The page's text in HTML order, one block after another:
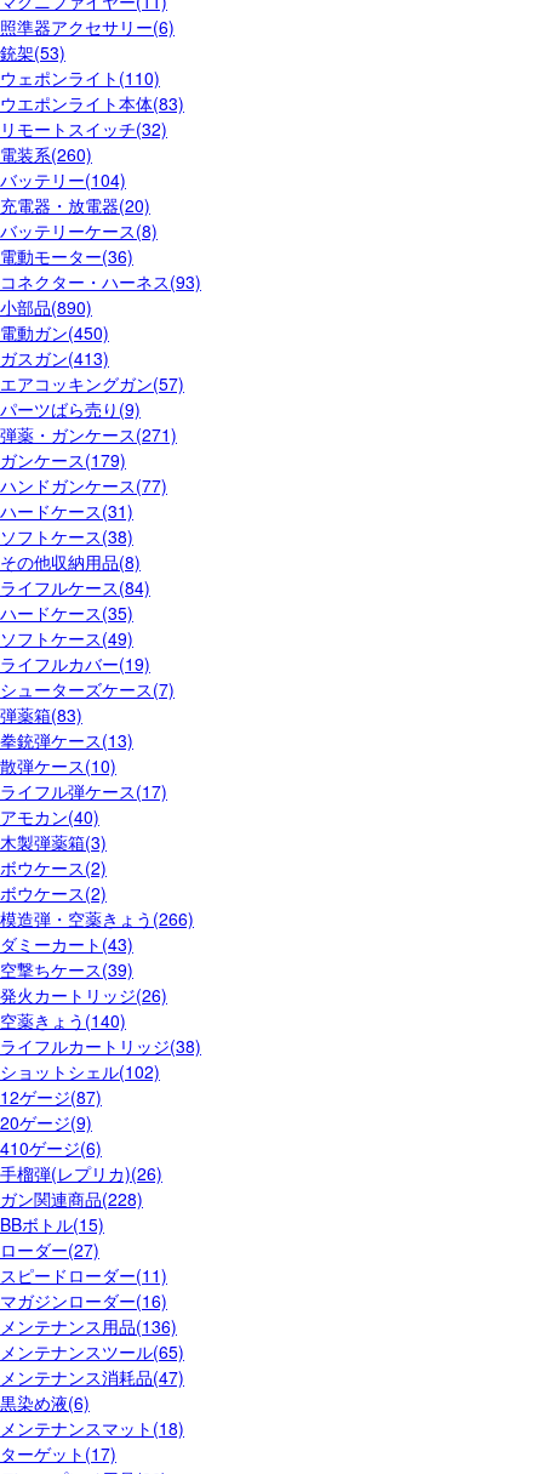
照準器アクセサリー(6)
銃架(53)
ウェポンライト(110)
ウエポンライト本体(83)
リモートスイッチ(32)
電装系(260)
バッテリー(104)
充電器・放電器(20)
バッテリーケース(8)
電動モーター(36)
コネクター・ハーネス(93)
小部品(890)
電動ガン(450)
ガスガン(413)
エアコッキングガン(57)
パーツばら売り(9)
弾薬・ガンケース(271)
ガンケース(179)
ハンドガンケース(77)
ハードケース(31)
ソフトケース(38)
その他収納用品(8)
ライフルケース(84)
ハードケース(35)
ソフトケース(49)
ライフルカバー(19)
シューターズケース(7)
弾薬箱(83)
拳銃弾ケース(13)
散弾ケース(10)
ライフル弾ケース(17)
アモカン(40)
木製弾薬箱(3)
ボウケース(2)
ボウケース(2)
模造弾・空薬きょう(266)
ダミーカート(43)
空撃ちケース(39)
発火カートリッジ(26)
空薬きょう(140)
ライフルカートリッジ(38)
ショットシェル(102)
12ゲージ(87)
20ゲージ(9)
410ゲージ(6)
手榴弾(レプリカ)(26)
ガン関連商品(228)
BBボトル(15)
ローダー(27)
スピードローダー(11)
マガジンローダー(16)
メンテナンス用品(136)
メンテナンスツール(65)
メンテナンス消耗品(47)
黒染め液(6)
メンテナンスマット(18)
ターゲット(17)